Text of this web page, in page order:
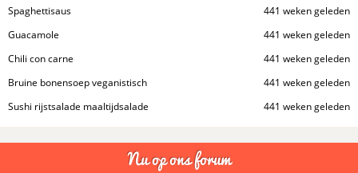
441 weken geleden
Spaghettisaus
441 weken geleden
Guacamole
441 weken geleden
Chili con carne
441 weken geleden
Bruine bonensoep veganistisch
441 weken geleden
Sushi rijstsalade maaltijdsalade
Nu op ons forum